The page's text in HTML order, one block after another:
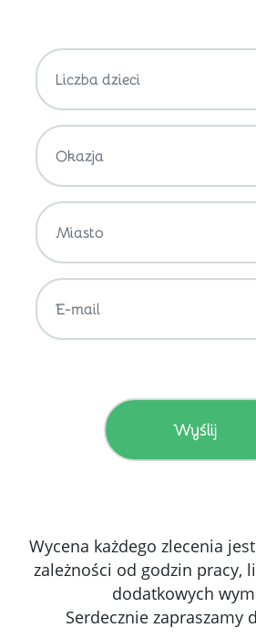
Wycena każdego zlecenia
zależności od godzin pracy,
dodatkowych
Serdecznie zapraszamy